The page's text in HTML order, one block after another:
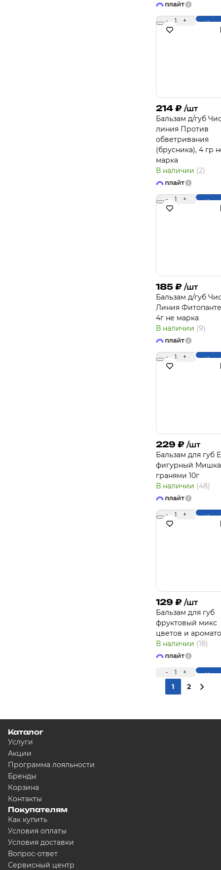
- 1 +
214 ₽ /шт
Бальзам д/губ
линия Против
обветривания
(брусника), 4 гр
марка
В наличии (2)
- 1 +
185 ₽ /шт
Бальзам д/губ
Линия
4г не марка
В наличии (9)
- 1 +
229 ₽ /шт
Бальзам для губ
фигурный
гранями 10г
В наличии (48)
- 1 +
129 ₽ /шт
Бальзам для губ
фруктовый микс
цветов и
В наличии (18)
- 1 +
1 2
Каталог
Услуги
Акции
Программа лояльности
Бренды
Корзина
Контакты
Покупателям
Как купить
Условия оплаты
Условия доставки
Вопрос-ответ
Сервисный центр